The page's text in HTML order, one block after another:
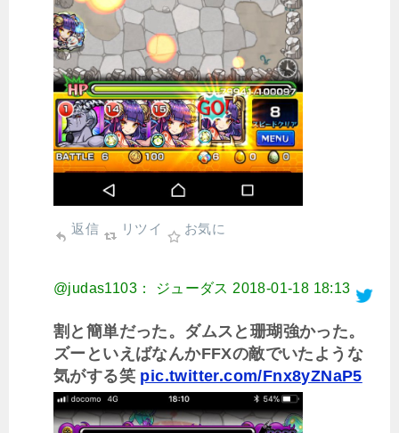
返信 リツイ お気に
@judas1103： ジューダス 2018-01-18 18:13
割と簡単だった。ダムスと珊瑚強かった。
ズーといえばなんかFFXの敵でいたような
気がする笑 pic.twitter.com/Fnx8yZNaP5